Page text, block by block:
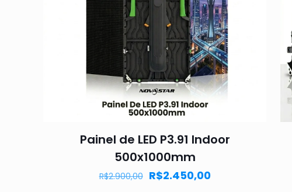
Painel de LED P3.91 Indoor
500x1000mm
R$2.900,00 R$2.450,00